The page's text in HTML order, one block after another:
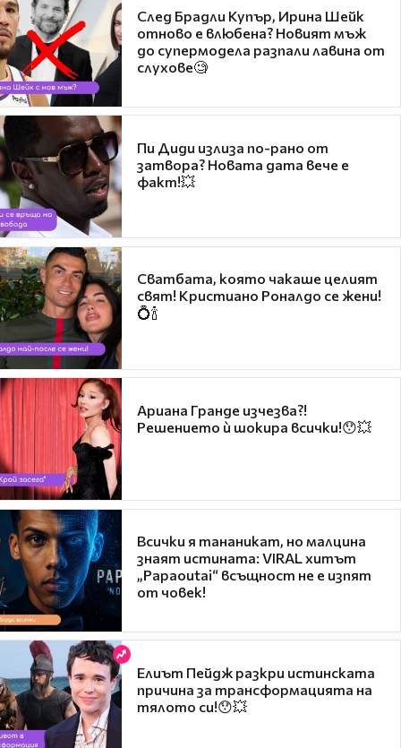
След Брадли Купър, Ирина Шейк
отново е влюбена? Новият мъж
до супермодела разпали лавина от
слухове🧐
Пи Диди излиза по-рано от
затвора? Новата дата вече е
факт!💥
Сватбата, която чакаше целият
свят! Кристиано Роналдо се жени!
💍🍾
Ариана Гранде изчезва?!
Решението ѝ шокира всички!😯💥
Всички я тананикат, но малцина
знаят истината: VIRAL хитът
„Papaoutai“ всъщност не е изпят
от човек!
Елиът Пейдж разкри истинската
причина за трансформацията на
тялото си!😯💥